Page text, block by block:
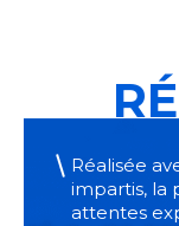
Réalisée
impartis, la
attentes